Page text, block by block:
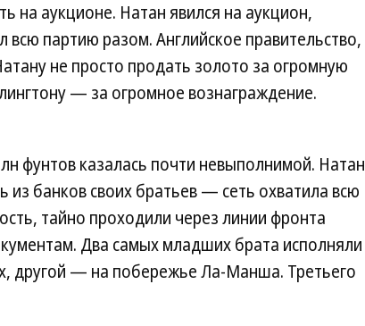
на аукционе. Натан явился на аукцион,
партию разом. Английское правительство,
не просто продать золото за огромную
— за огромное вознаграждение.
фунтов казалась почти невыполнимой. Натан
банков своих братьев — сеть охватила всю
тайно проходили через линии фронта
Два самых младших брата исполняли
другой — на побережье Ла-Манша. Третьего